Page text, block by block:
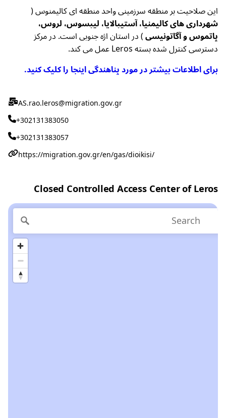
این صلاحیت بر منطقه سرزمینی واحد منطقه ای کالیمنوس (
شهرداری های کالیمنیا، آستیپالایا، لیپسوس، لروس،
پاتموس و آگاتونیسی) در استان اژه جنوبی است. در مرکز
دسترسی کنترل شده بسته Leros عمل می کند.
برای اطلاعات بیشتر در مورد پناهندگی اینجا را کلیک کنید.
AS.rao.leros@migration.gov.gr
+302131383050
+302131383057
https://migration.gov.gr/en/gas/dioikisi/
Closed Controlled Access Center of Leros